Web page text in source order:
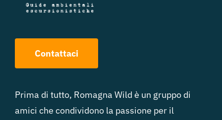
Contattaci
Prima di tutto, Romagna Wild è un gruppo di
amici che condividono la passione per il